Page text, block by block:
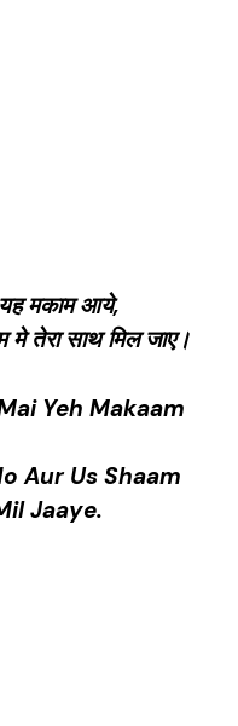
मकाम आये,
तेरा साथ मिल जाए।
Yeh Makaam
Aur Us Shaam
Jaaye.